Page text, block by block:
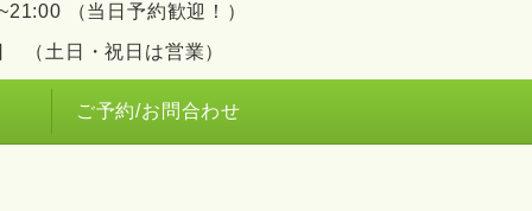
（当日予約歓迎！）
（土日・祝日は営業）
ご予約/お問合わせ